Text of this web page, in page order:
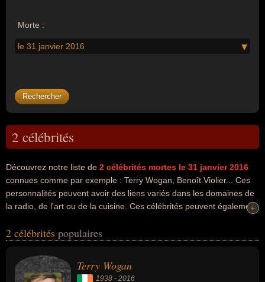
Morte :
le 31 janvier 2016
2 célébrités
Découvrez notre liste de 2 célébrités mortes le 31 janvier 2016
connues comme par exemple : Terry Wogan, Benoît Violier... Ces
personnalités peuvent avoir des liens variés dans les domaines de
la radio, de l'art ou de la cuisine. Ces célébrités peuvent également
nationalités au moment de leurs morts, ils peuvent avoir été
+
+
2 célébrités populaires
Terry Wogan
1938 - 2016